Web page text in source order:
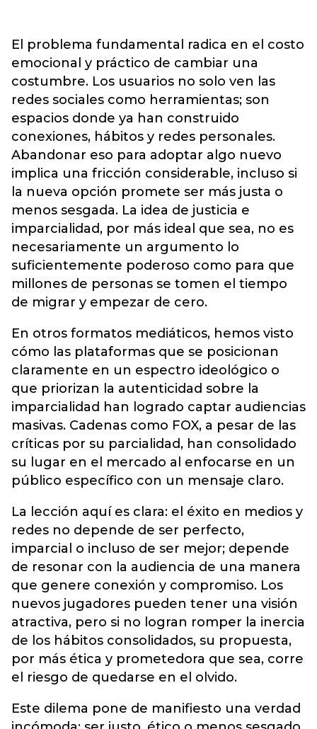
El problema fundamental radica en el costo
emocional y práctico de cambiar una
costumbre. Los usuarios no solo ven las
redes sociales como herramientas; son
espacios donde ya han construido
conexiones, hábitos y redes personales.
Abandonar eso para adoptar algo nuevo
implica una fricción considerable, incluso si
la nueva opción promete ser más justa o
menos sesgada. La idea de justicia e
imparcialidad, por más ideal que sea, no es
necesariamente un argumento lo
suficientemente poderoso como para que
millones de personas se tomen el tiempo
de migrar y empezar de cero.
En otros formatos mediáticos, hemos visto
cómo las plataformas que se posicionan
claramente en un espectro ideológico o
que priorizan la autenticidad sobre la
imparcialidad han logrado captar audiencias
masivas. Cadenas como FOX, a pesar de las
críticas por su parcialidad, han consolidado
su lugar en el mercado al enfocarse en un
público específico con un mensaje claro.
La lección aquí es clara: el éxito en medios y
redes no depende de ser perfecto,
imparcial o incluso de ser mejor; depende
de resonar con la audiencia de una manera
que genere conexión y compromiso. Los
nuevos jugadores pueden tener una visión
atractiva, pero si no logran romper la inercia
de los hábitos consolidados, su propuesta,
por más ética y prometedora que sea, corre
el riesgo de quedarse en el olvido.
Este dilema pone de manifiesto una verdad